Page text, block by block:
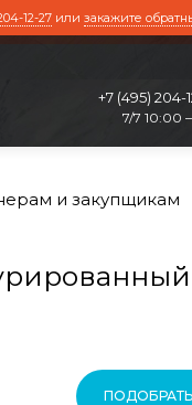
12-27 или закажите
+7 (495) 204-
7/7 10:00
и закупщикам